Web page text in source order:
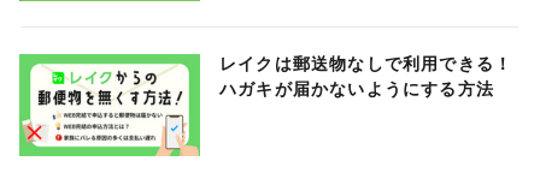
レイクは郵送物なしで利用できる！
ハガキが届かないようにする方法